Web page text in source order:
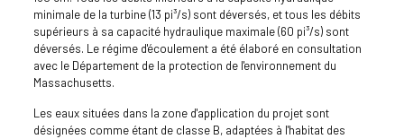
minimale de la turbine (13 pi³/s) sont déversés, et tous les débits
supérieurs à sa capacité hydraulique maximale (60 pi³/s) sont
déversés. Le régime d'écoulement a été élaboré en consultation
avec le Département de la protection de l'environnement du
Massachusetts.
Les eaux situées dans la zone d'application du projet sont
désignées comme étant de classe B, adaptées à l'habitat des